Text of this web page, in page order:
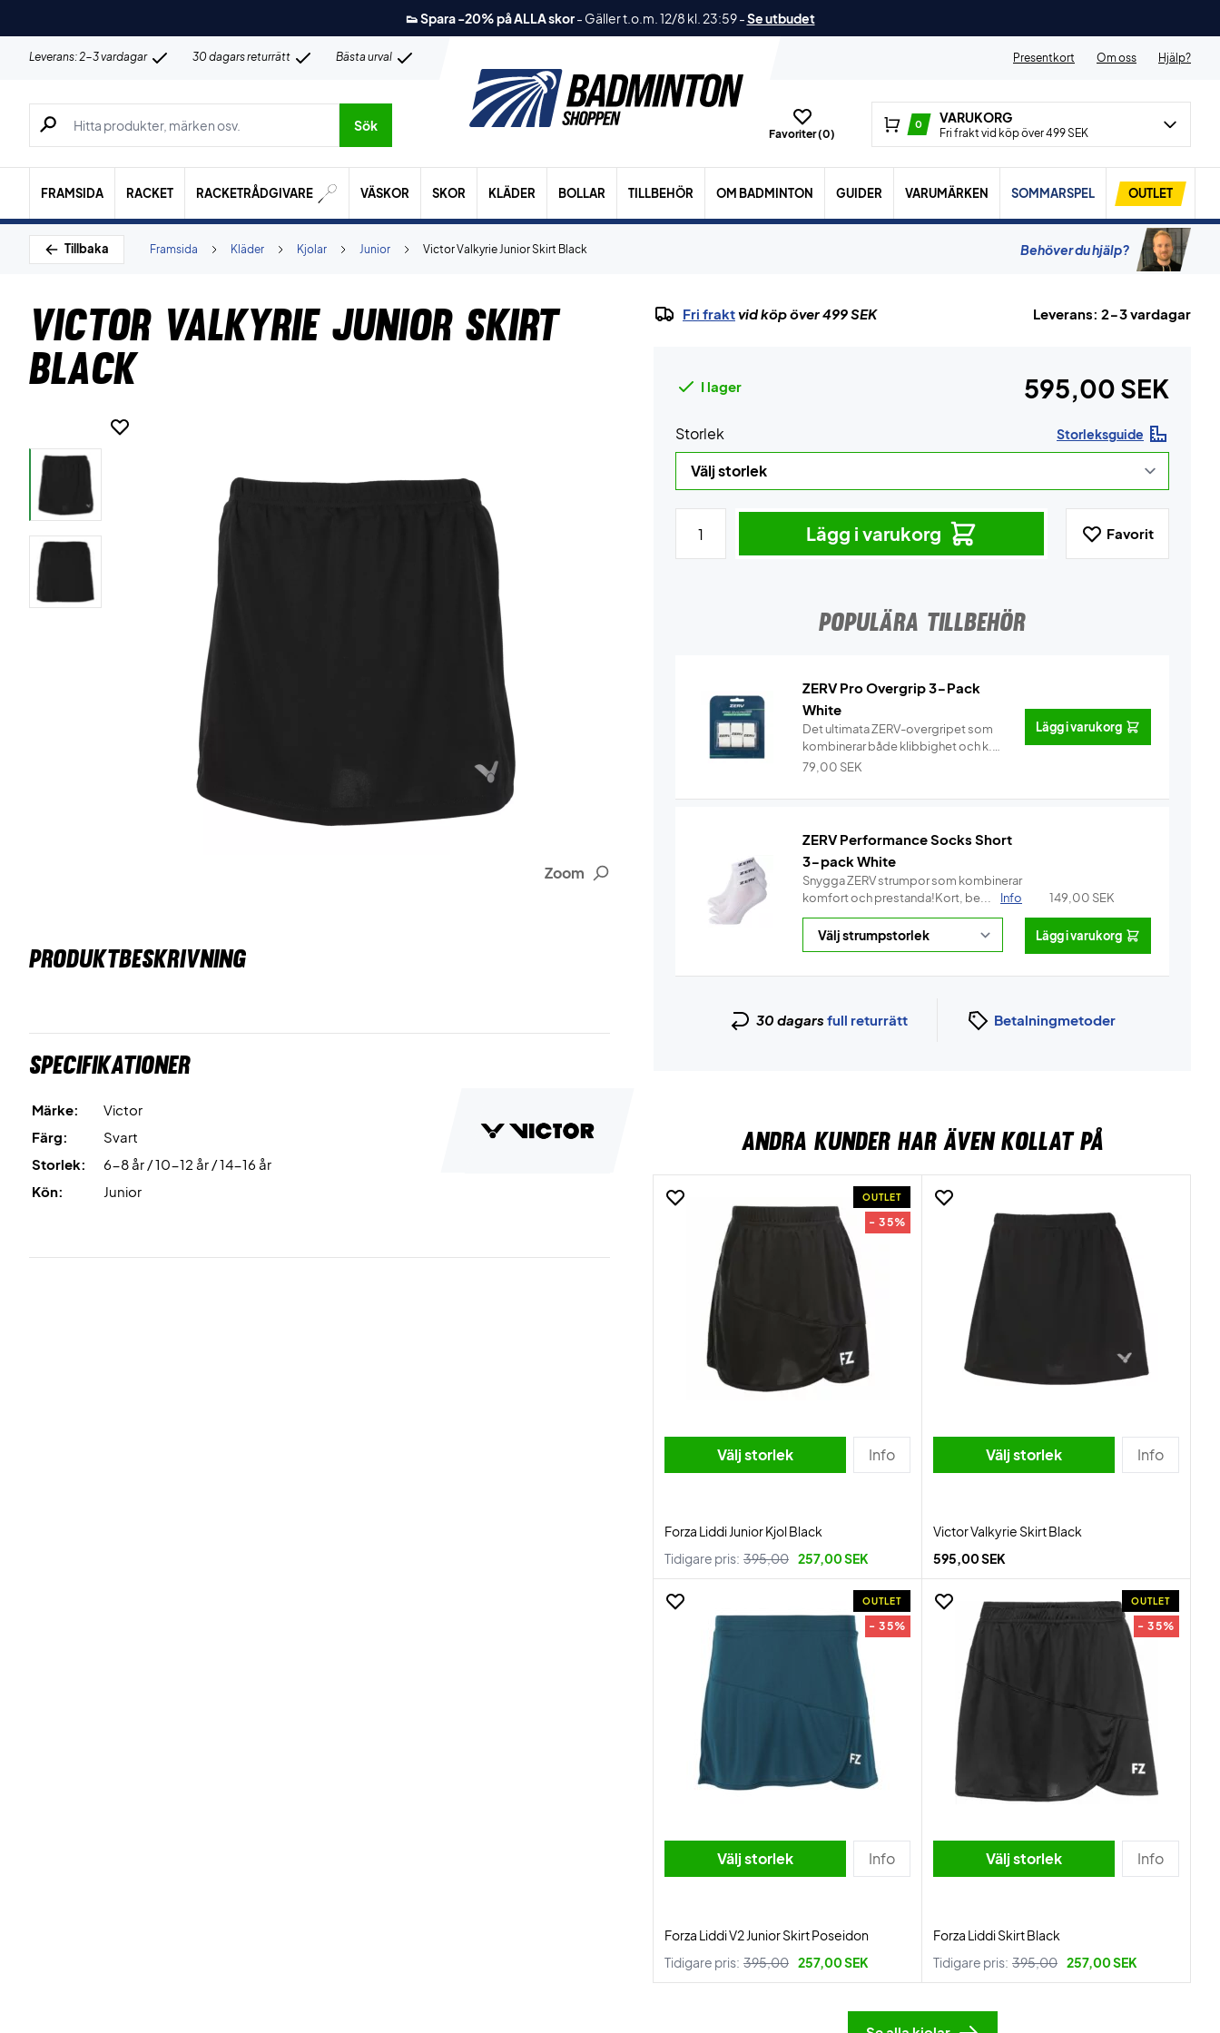
👟 Spara -20% på ALLA skor- Gäller t.o.m. 12/8 kl. 23:59-Se utbudet
Leverans: 2-3 vardagar 30 dagars returrätt Bästa urval Presentkort Om oss Hjälp?
Sök efter produkter, märken osv.
Sök
Favoriter (0)
0 VARUKORG
Fri frakt vid köp över 499 SEK
FRAMSIDA RACKET RACKETRÅDGIVARE VÄSKOR SKOR KLÄDER BOLLAR TILLBEHÖR OM BADMINTON GUIDER VARUMÄRKEN SOMMARSPEL OUTLET
Tillbaka Victor Valkyrie Junior Skirt Black
Junior
Kjolar
Kläder
Framsida Behöver du hjälp?
Victor Valkyrie Junior Skirt
Black
Zoom
PRODUKTBESKRIVNING
Specifikationer
Märke:
Victor
Färg:
Svart
Storlek:
6-8 år / 10-12 år / 14-16 år
Kön:
Junior
Fri fraktvid köp över 499 SEK Leverans: 2-3 vardagar
I lager 595,00 SEK
Storlek Storleksguide
Lägg i varukorg Favorit
POPULÄRA TILLBEHÖR
ZERV Pro Overgrip 3-Pack
White
Det ultimata ZERV-overgripet som
kombinerar både klibbighet och k...
Info
79,00 SEK
Lägg i varukorg
ZERV Performance Socks Short
3-pack White
Snygga ZERV strumpor som kombinerar
komfort och prestanda!Kort, be...
Info 149,00 SEK
Lägg i varukorg
30 dagars full returrätt Betalningmetoder
ANDRA KUNDER HAR ÄVEN KOLLAT PÅ
OUTLET
- 35%
Välj storlek Info
Forza Liddi Junior Kjol Black
Tidigare pris: 395,00 257,00 SEK
Välj storlek Info
Victor Valkyrie Skirt Black
595,00 SEK
OUTLET
- 35%
Välj storlek Info
Forza Liddi V2 Junior Skirt Poseidon
Tidigare pris: 395,00 257,00 SEK
OUTLET
- 35%
Välj storlek Info
Forza Liddi Skirt Black
Tidigare pris: 395,00 257,00 SEK